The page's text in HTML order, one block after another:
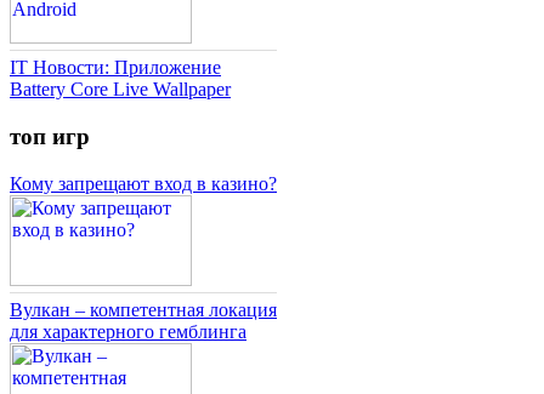
IT Новости: Приложение
Battery Core Live Wallpaper
топ игр
Кому запрещают вход в казино?
Вулкан – компетентная локация
для характерного гемблинга